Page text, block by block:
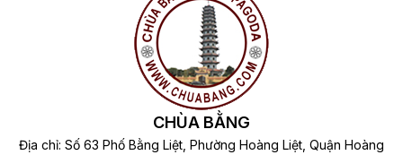
CHÙA BẰNG
Địa chỉ: Số 63 Phố Bằng Liệt, Phường Hoàng Liệt, Quận Hoàng